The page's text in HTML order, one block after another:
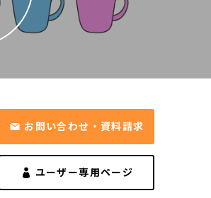
お問い合わせ・資料請求
ユーザー専用ページ